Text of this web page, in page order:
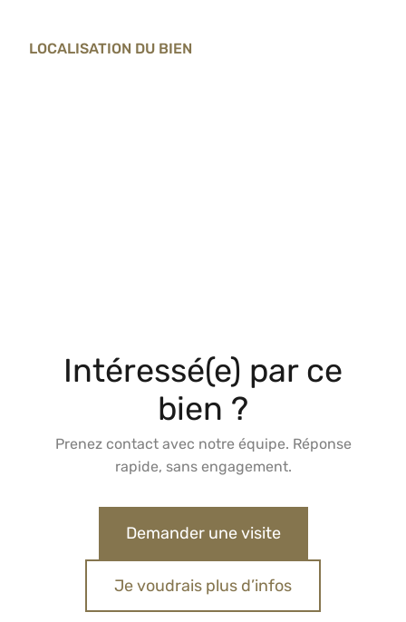
LOCALISATION DU BIEN
Intéressé(e) par ce
bien ?
Prenez contact avec notre équipe. Réponse
rapide, sans engagement.
Demander une visite
Je voudrais plus d’infos